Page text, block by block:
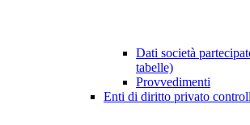
Dati società
tabelle)
Provvedimenti
Enti di diritto privato